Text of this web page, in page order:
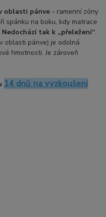
oblasti pánve - ramenní zóny
spánku na boku, kdy matrace
Nedochází tak k „přeležení“.
oblasti pánve) je odolná
hmotnosti. Je zároveň
14 dnů na vyzkoušení